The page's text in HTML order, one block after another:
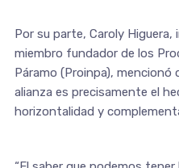
Por su parte, Caroly
miembro fundador de los
Páramo (Proinpa), mencionó
alianza es precisamente el
horizontalidad y